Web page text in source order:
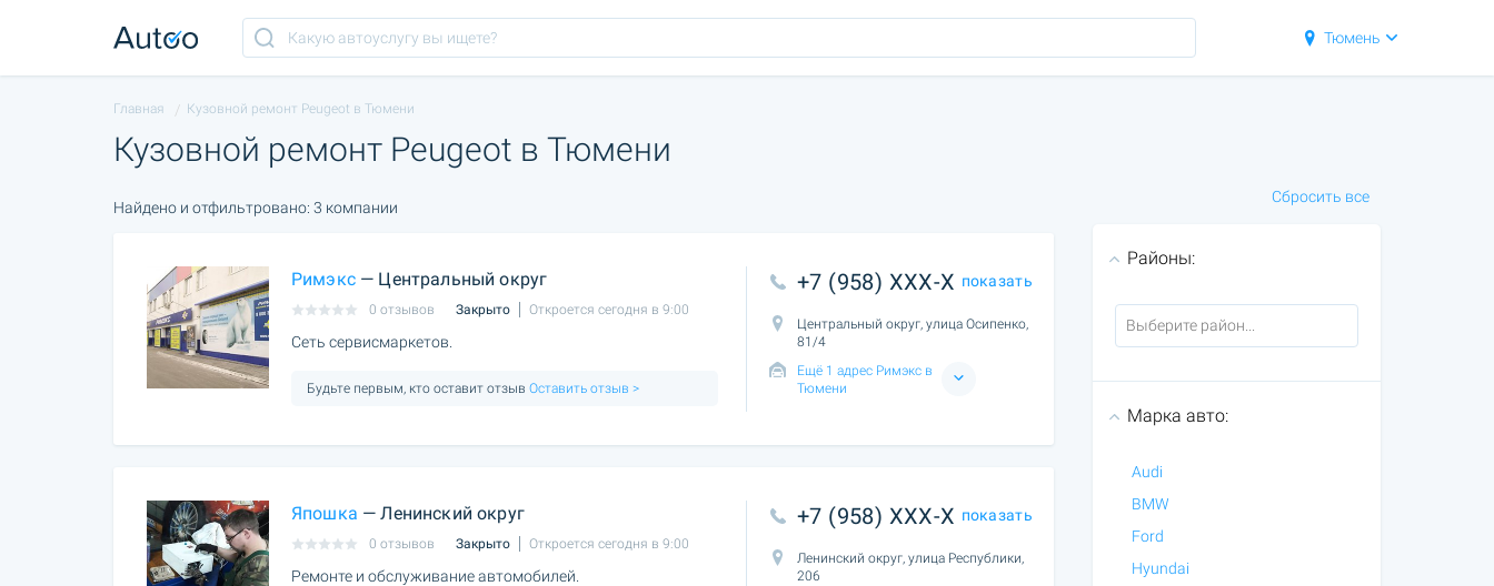
Тюмень
Главная Кузовной ремонт Peugeot в Тюмени
Кузовной ремонт Peugeot в Тюмени
Найдено и отфильтровано: 3 компании
Римэкс— Центральный округ
0 отзывов Закрыто Откроется сегодня в 9:00
Сеть сервисмаркетов.
Будьте первым, кто оставит отзыв Оставить отзыв >
+7 (958) XXX-X показать
Центральный округ, улица Осипенко,
81/4
Ещё 1 адрес Римэкс в
Тюмени
Япошка — Ленинский округ
0 отзывов Закрыто Откроется сегодня в 9:00
Ремонте и обслуживание автомобилей.
+7 (958) XXX-X показать
Ленинский округ, улица Республики,
206
Сбросить все
Районы:
Марка авто:
Audi
BMW
Ford
Hyundai